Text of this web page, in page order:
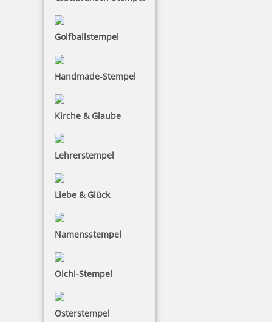
Golfballstempel
Handmade-Stempel
Kirche & Glaube
Lehrerstempel
Liebe & Glück
Namensstempel
Olchi-Stempel
Osterstempel